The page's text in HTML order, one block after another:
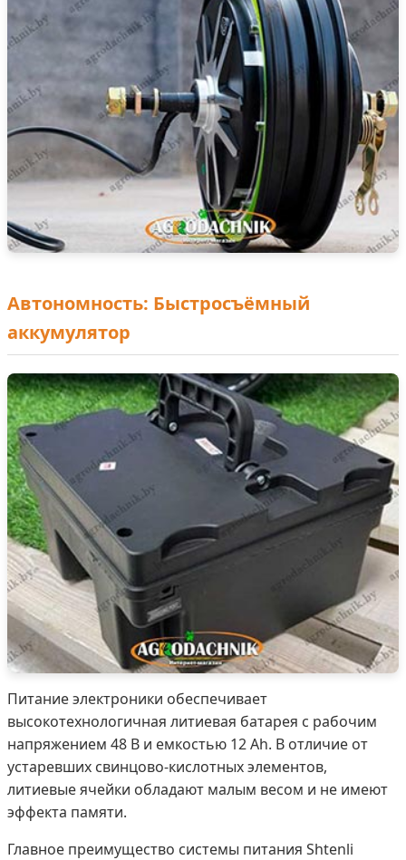
Автономность: Быстросъёмный
аккумулятор
Питание электроники обеспечивает
высокотехнологичная литиевая батарея с рабочим
напряжением 48 В и емкостью 12 Ah. В отличие от
устаревших свинцово-кислотных элементов,
литиевые ячейки обладают малым весом и не имеют
эффекта памяти.
Главное преимущество системы питания Shtenli